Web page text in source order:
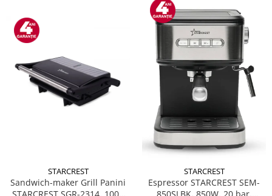
STARCREST
Sandwich-maker Grill Panini
STARCREST
Espressor STARCREST SEM-